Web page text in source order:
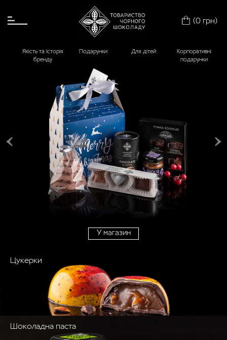
ГОЛОВНА
МАГАЗИН
ОПЛАТА І ДОПРАВЛЕННЯ (0грн)
Якість та Історія
бренду
Подарунки Для дітей
Корпоративні
подарунки
У магазин
Цукерки
Шоколадна паста